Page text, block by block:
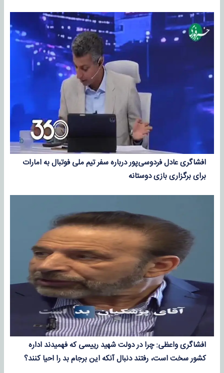
افشاگری عادل فردوسی‌پور درباره سفر تیم ملی فوتبال به امارات
برای برگزاری بازی دوستانه
افشاگری واعظی: چرا در دولت شهید رییسی که فهمیدند اداره
کشور سخت است، رفتند دنبال آنکه این برجام بد را احیا کنند؟